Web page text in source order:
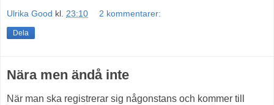
Ulrika Good kl. 23:10 2 kommentarer:
Dela
Nära men ändå inte
När man ska registrerar sig någonstans och kommer till